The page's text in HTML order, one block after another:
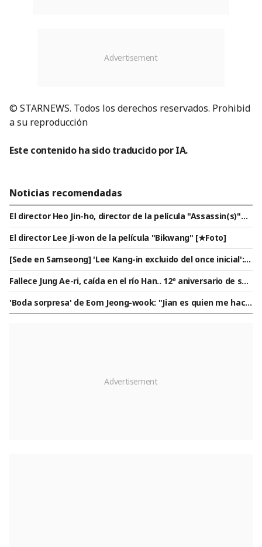
© STARNEWS. Todos los derechos reservados. Prohibid
a su reproducción
Este contenido ha sido traducido por IA.
Noticias recomendadas
El director Heo Jin-ho, director de la película "Assassin(s)"
[★Foto]
El director Lee Ji-won de la película "Bikwang" [★Foto]
[Sede en Samseong] 'Lee Kang-in excluido del once inicial': A
tlético de Madrid y Manchester City revelan sus alineacione
s titulares
Fallece Jung Ae-ri, caída en el río Han.. 12º aniversario de su
muerte hoy (10) [Star Issue]
'Boda sorpresa' de Eom Jeong-wook: "Jian es quien me hace
bromear y sonreír" [Star Issue]